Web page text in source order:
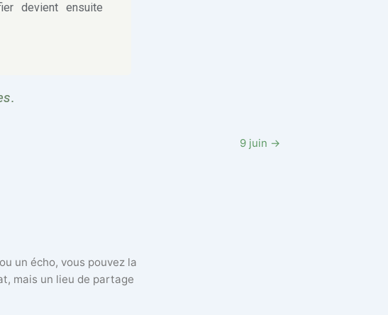
devient ensuite
9 juin →
un écho, vous pouvez la
mais un lieu de partage